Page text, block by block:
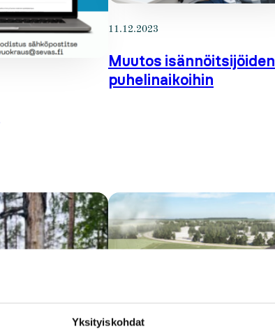
Yksityiskohdat
11.12.2023
Muutos isännöitsijöiden
puhelinaikoihin